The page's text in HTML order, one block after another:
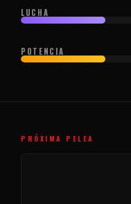
LUCHA
POTENCIA
PRÓXIMA PELEA